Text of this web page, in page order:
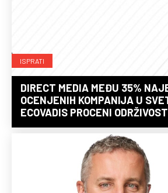
ISPRATI
DIRECT MEDIA MEĐU 35%
OCENJENIH KOMPANIJA U
ECOVADIS PROCENI